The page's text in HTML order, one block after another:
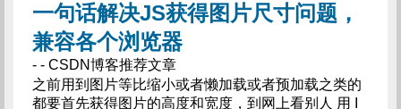
一句话解决JS获得图片尺寸问题，
兼容各个浏览器
- - CSDN博客推荐文章
之前用到图片等比缩小或者懒加载或者预加载之类的
都要首先获得图片的高度和宽度，到网上看别人 用 I